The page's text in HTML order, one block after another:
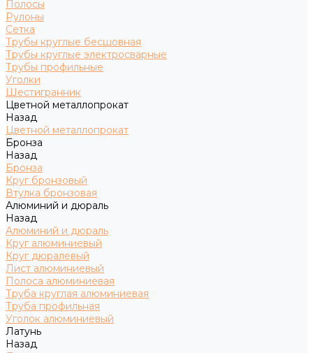
Полосы
Рулоны
Сетка
Трубы круглые бесшовная
Трубы круглые электросварные
Трубы профильные
Уголки
Шестигранник
Цветной металлопрокат
Назад
Цветной металлопрокат
Бронза
Назад
Бронза
Круг бронзовый
Втулка бронзовая
Алюминий и дюраль
Назад
Алюминий и дюраль
Круг алюминиевый
Круг дюралевый
Лист алюминиевый
Полоса алюминиевая
Труба круглая алюминиевая
Труба профильная
Уголок алюминиевый
Латунь
Назад